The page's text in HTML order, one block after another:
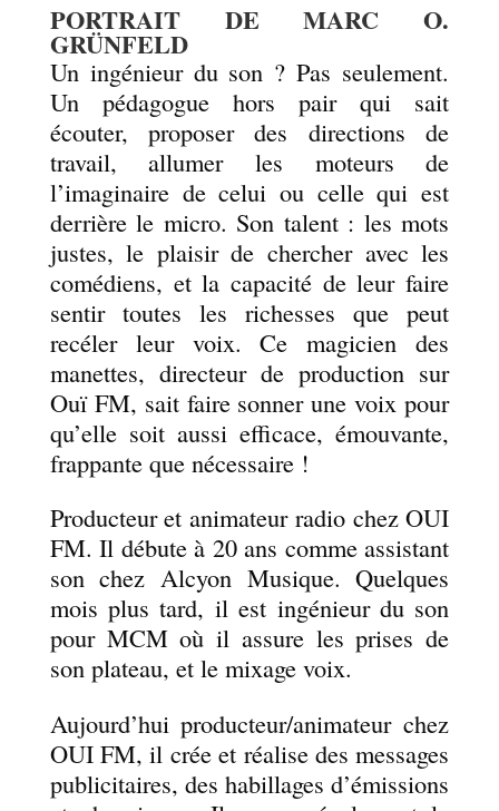
PORTRAIT DE MARC O.
GRÜNFELD
Un ingénieur du son ? Pas seulement.
Un pédagogue hors pair qui sait
écouter, proposer des directions de
travail, allumer les moteurs de
l’imaginaire de celui ou celle qui est
derrière le micro. Son talent : les mots
justes, le plaisir de chercher avec les
comédiens, et la capacité de leur faire
sentir toutes les richesses que peut
recéler leur voix. Ce magicien des
manettes, directeur de production sur
Ouï FM, sait faire sonner une voix pour
qu’elle soit aussi efficace, émouvante,
frappante que nécessaire !
Producteur et animateur radio chez OUI
FM. Il débute à 20 ans comme assistant
son chez Alcyon Musique. Quelques
mois plus tard, il est ingénieur du son
pour MCM où il assure les prises de
son plateau, et le mixage voix.
Aujourd’hui producteur/animateur chez
OUI FM, il crée et réalise des messages
publicitaires, des habillages d’émissions